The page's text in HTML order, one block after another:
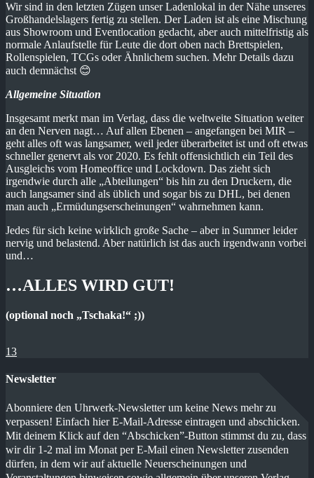
Wir sind in den letzten Zügen unser Ladenlokal in der Nähe unseres
Großhandelslagers fertig zu stellen. Der Laden ist als eine Mischung
aus Showroom und Eventlocation gedacht, aber auch mittelfristig als
normale Anlaufstelle für Leute die dort oben nach Brettspielen,
Rollenspielen, TCGs oder Ähnlichem suchen. Mehr Details dazu
auch demnächst 😊
Allgemeine Situation
Insgesamt merkt man im Verlag, dass die weltweite Situation weiter
an den Nerven nagt… Auf allen Ebenen – angefangen bei MIR –
geht alles oft was langsamer, weil jeder überarbeitet ist und oft etwas
schneller genervt als vor 2020. Es fehlt offensichtlich ein Teil des
Ausgleichs vom Homeoffice und Lockdown. Das zieht sich
irgendwie durch alle „Abteilungen“ bis hin zu den Druckern, die
auch langsamer sind als üblich und sogar bis zu DHL, bei denen
man auch „Ermüdungserscheinungen“ wahrnehmen kann.
Jedes für sich keine wirklich große Sache – aber in Summer leider
nervig und belastend. Aber natürlich ist das auch irgendwann vorbei
und…
…ALLES WIRD GUT!
(optional noch „Tschaka!“ ;))
13
Newsletter
Abonniere den Uhrwerk-Newsletter um keine News mehr zu
verpassen! Einfach hier E-Mail-Adresse eintragen und abschicken.
Mit deinem Klick auf den “Abschicken”-Button stimmst du zu, dass
wir dir 1-2 mal im Monat per E-Mail einen Newsletter zusenden
dürfen, in dem wir auf aktuelle Neuerscheinungen und